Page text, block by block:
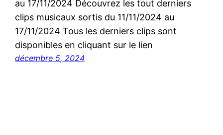
au 17/11/2024 Découvrez les tout derniers
clips musicaux sortis du 11/11/2024 au
17/11/2024 Tous les derniers clips sont
disponibles en cliquant sur le lien
décembre 5, 2024